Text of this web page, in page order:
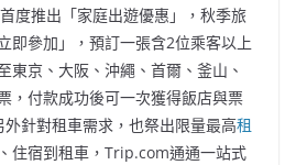
度推出「家庭出遊優惠」，秋季旅
即參加」，預訂一張含2位乘客以上
東京、大阪、沖繩、首爾、釜山、
，付款成功後可一次獲得飯店與票
針對租車需求，也祭出限量最高租
住宿到租車，Trip.com通通一站式